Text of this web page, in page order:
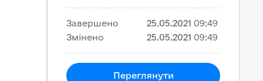
Завершено 25.05.2021 09:49
Змінено
25.05.2021 09:49
Переглянути